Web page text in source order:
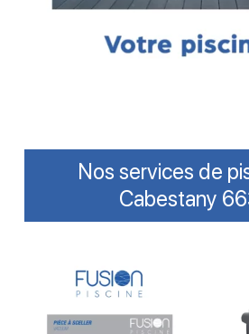
Nos services de
Cabestany